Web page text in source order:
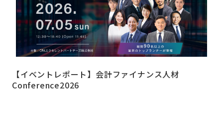
【イベントレポート】会計ファイナンス人材
Conference2026